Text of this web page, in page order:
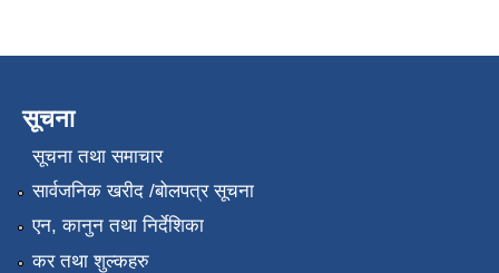
सूचना
सूचना तथा समाचार
सार्वजनिक खरीद /बोलपत्र सूचना
एन, कानुन तथा निर्देशिका
कर तथा शुल्कहरु